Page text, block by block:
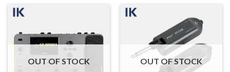
OUT OF STOCK
OUT OF STOCK